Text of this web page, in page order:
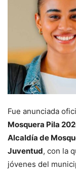
Fue anunciada
Mosquera Pila
Alcaldía de
Juventud, con la
jóvenes del